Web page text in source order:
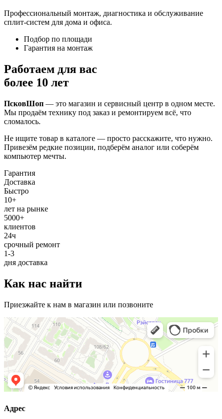
Профессиональный монтаж, диагностика и обслуживание
сплит-систем для дома и офиса.
Подбор по площади
Гарантия на монтаж
Работаем для вас
более 10 лет
ПсковШоп — это магазин и сервисный центр в одном месте.
Мы продаём технику под заказ и ремонтируем всё, что
сломалось.
Не ищите товар в каталоге — просто расскажите, что нужно.
Привезём редкие позиции, подберём аналог или соберём
компьютер мечты.
Гарантия
Доставка
Быстро
10+
лет на рынке
5000+
клиентов
24ч
срочный ремонт
1-3
дня доставка
Как нас найти
Приезжайте к нам в магазин или позвоните
Адрес